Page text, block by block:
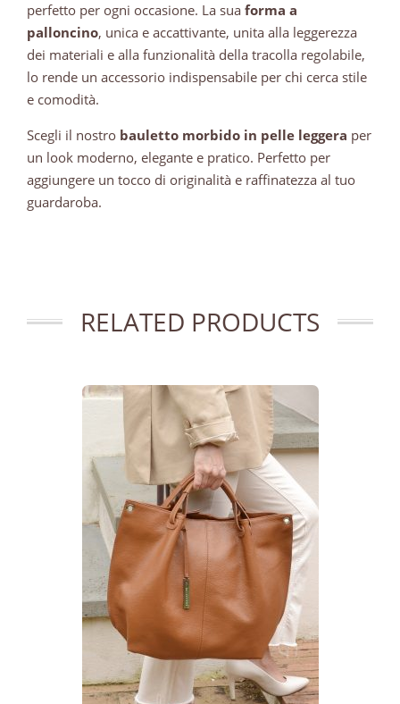
perfetto per ogni occasione. La sua forma a
palloncino, unica e accattivante, unita alla leggerezza
dei materiali e alla funzionalità della tracolla regolabile,
lo rende un accessorio indispensabile per chi cerca stile
e comodità.
Scegli il nostro bauletto morbido in pelle leggera per
un look moderno, elegante e pratico. Perfetto per
aggiungere un tocco di originalità e raffinatezza al tuo
guardaroba.
RELATED PRODUCTS